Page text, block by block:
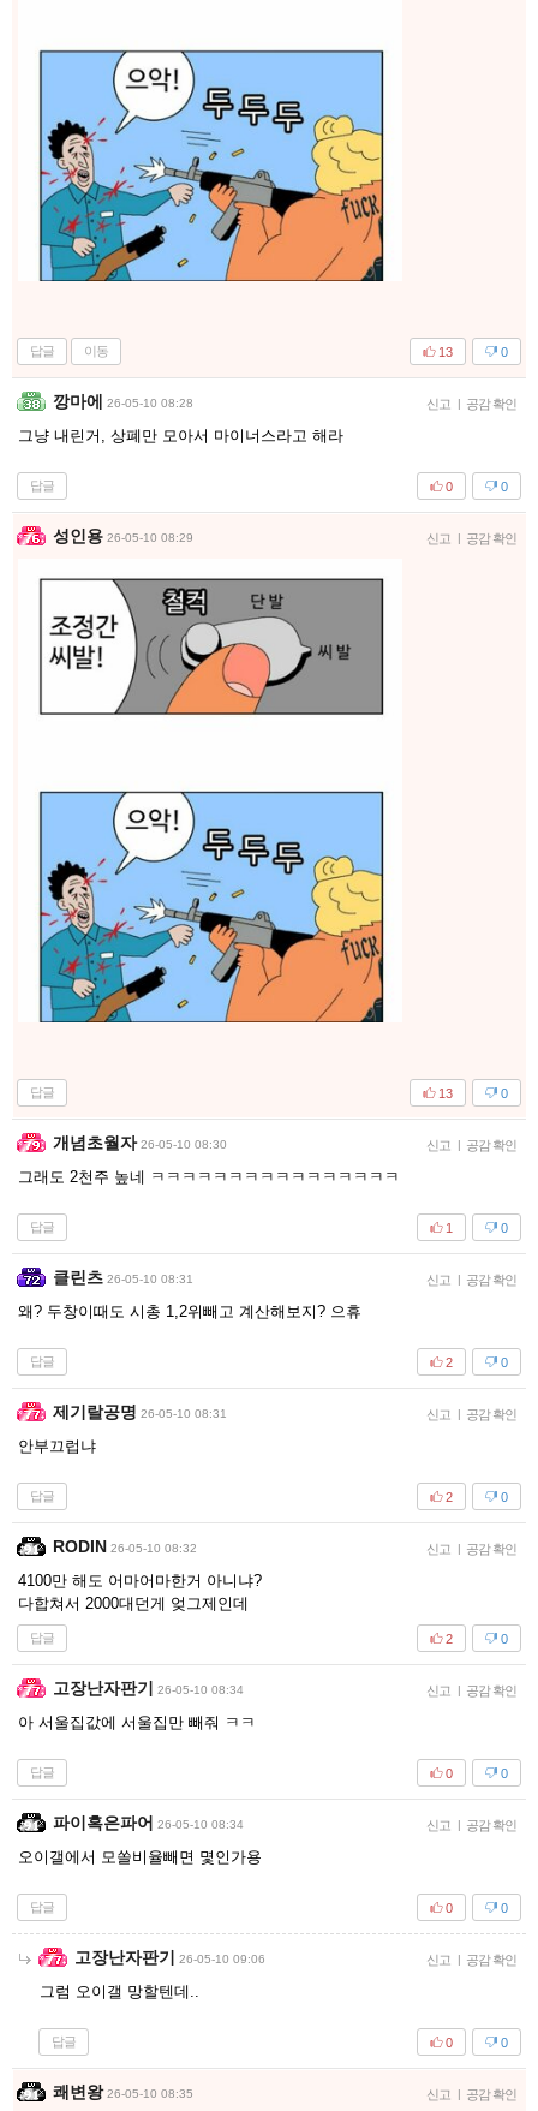
답글 이동 0
13
깡마에 26-05-10 08:28 신고 | 공감 확인
그냥 내린거, 상폐만 모아서 마이너스라고 해라
답글 0
0
성인용 26-05-10 08:29 신고 | 공감 확인
답글 0
13
개념초월자 26-05-10 08:30 신고 | 공감 확인
그래도 2천주 높네 ㅋㅋㅋㅋㅋㅋㅋㅋㅋㅋㅋㅋㅋㅋㅋㅋ
답글 0
1
클린츠 26-05-10 08:31 신고 | 공감 확인
왜? 두창이때도 시총 1,2위빼고 계산해보지? 으휴
답글 0
2
제기랄공명 26-05-10 08:31 신고 | 공감 확인
안부끄럽냐
답글 0
2
RODIN 26-05-10 08:32 신고 | 공감 확인
4100만 해도 어마어마한거 아니냐?
다합쳐서 2000대던게 엊그제인데
답글 0
2
고장난자판기 26-05-10 08:34 신고 | 공감 확인
아 서울집값에 서울집만 빼줘 ㅋㅋ
답글 0
0
파이혹은파어 26-05-10 08:34 신고 | 공감 확인
오이갤에서 모쏠비율빼면 몇인가용
답글 0
0
고장난자판기 26-05-10 09:06 신고 | 공감 확인
그럼 오이갤 망할텐데..
답글 0
0
쾌변왕 26-05-10 08:35 신고 | 공감 확인